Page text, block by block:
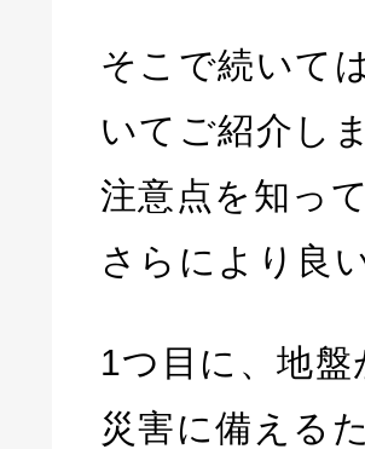
そこで続いて
いてご紹介し
注意点を知っ
さらにより良
1つ目に、地
災害に備える